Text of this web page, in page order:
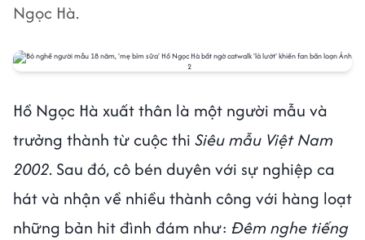
Ngọc Hà.
Hồ Ngọc Hà xuất thân là một người mẫu và
trưởng thành từ cuộc thi Siêu mẫu Việt Nam
2002. Sau đó, cô bén duyên với sự nghiệp ca
hát và nhận về nhiều thành công với hàng loạt
những bản hit đình đám như: Đêm nghe tiếng